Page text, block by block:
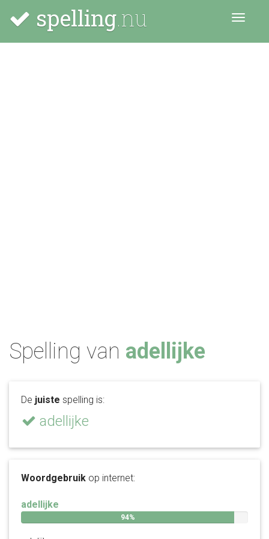
spelling.nu Menu
Spelling van adellijke
De juiste spelling is:
adellijke
Woordgebruik op internet:
adellijke
94%